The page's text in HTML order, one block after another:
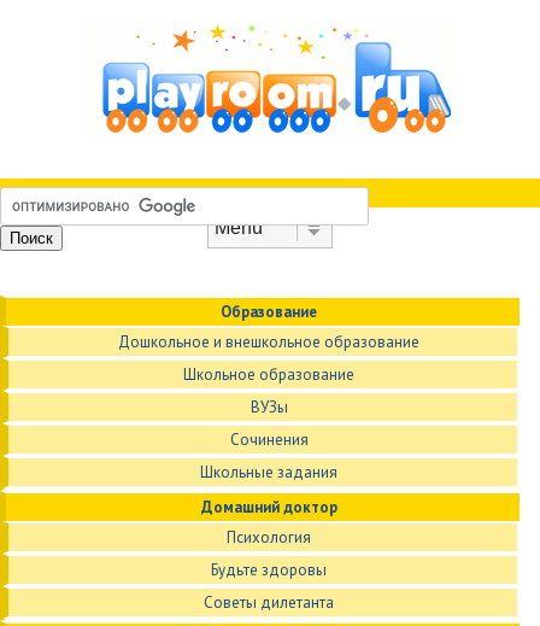
Образование
Дошкольное и внешкольное образование
Школьное образование
ВУЗы
Сочинения
Школьные задания
Домашний доктор
Психология
Будьте здоровы
Советы дилетанта